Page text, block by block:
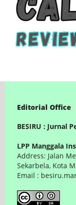
Editorial Office
BESIRU : Jurnal
LPP Manggala
Address: Jalan
Sekarbela, Kota
Email :